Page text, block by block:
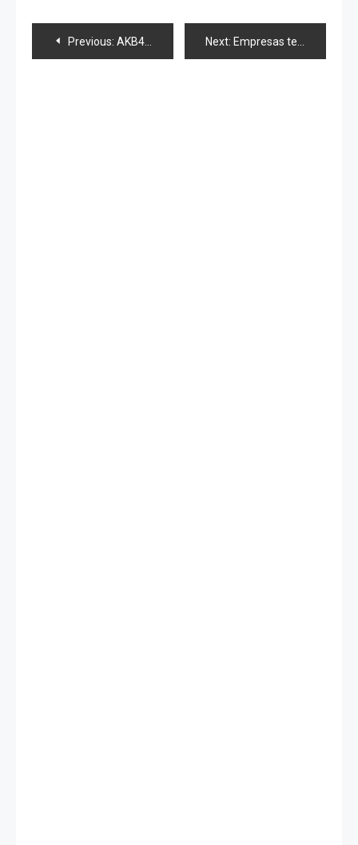
Navegación
Previous: AKB48 cierra su Top 100 con «Heavy Rotation»; Tocan y cantan en vivo «GIVE ME FIVE!» Next: Empresas tecnológicas basan sus nuevos productos en el «Biomimetismo»